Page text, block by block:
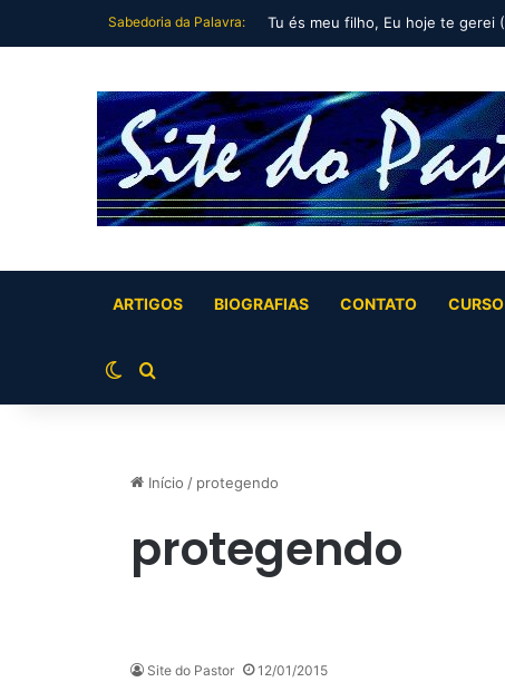
Sabedoria da Palavra: Tu és meu filho, Eu hoje te gerei
ARTIGOS BIOGRAFIAS CONTATO CURSO
Switch skin
Buscar por
Início / protegendo
protegendo
Site do Pastor 12/01/2015